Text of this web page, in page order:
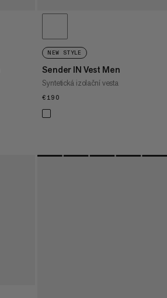
NEW STYLE
Sender IN Vest Men
Syntetická izolační vesta
€190